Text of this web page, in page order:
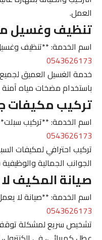
العمل.
تنظيف وغسيل
اسم الخدمة: **تنظيف
0543626173
خدمة الغسيل العميق لجميع
باستخدام مضخات مياه
تركيب مكيفات
اسم الخدمة: **تركيب
0543626173
تركيب احترافي لمكيفات
الجوانب الجمالية
صيانة المكيف
اسم الخدمة: **صيانة لا
0543626173
تشخيص سريع لمشكلة